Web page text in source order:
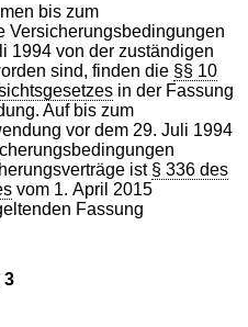
bis zum
Versicherungsbedingungen
1994 von der zuständigen
sind, finden die §§ 10
in der Fassung
Auf bis zum
vor dem 29. Juli 1994
ist § 336 des
vom 1. April 2015
Fassung
3